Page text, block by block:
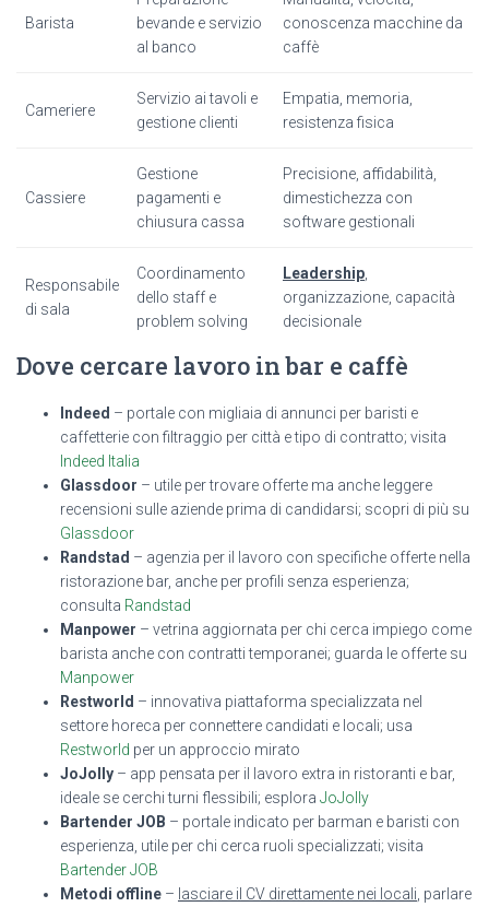
Barista
bevande e servizio
al banco
conoscenza macchine da
caffè
Cameriere
Servizio ai tavoli e
gestione clienti
Empatia, memoria,
resistenza fisica
Cassiere
Gestione
pagamenti e
chiusura cassa
Precisione, affidabilità,
dimestichezza con
software gestionali
Responsabile
di sala
Coordinamento
dello staff e
problem solving
Leadership
organizzazione, capacità
decisionale
Dove cercare lavoro in bar e caffè
Indeed – portale con migliaia di annunci per baristi e
caffetterie con filtraggio per città e tipo di contratto; visita
Indeed Italia
Glassdoor – utile per trovare offerte ma anche leggere
recensioni sulle aziende prima di candidarsi; scopri di più su
Glassdoor
Randstad – agenzia per il lavoro con specifiche offerte nella
ristorazione bar, anche per profili senza esperienza;
consulta Randstad
Manpower – vetrina aggiornata per chi cerca impiego come
barista anche con contratti temporanei; guarda le offerte su
Manpower
Restworld – innovativa piattaforma specializzata nel
settore horeca per connettere candidati e locali; usa
Restworld per un approccio mirato
JoJolly – app pensata per il lavoro extra in ristoranti e bar,
ideale se cerchi turni flessibili; esplora JoJolly
Bartender JOB – portale indicato per barman e baristi con
esperienza, utile per chi cerca ruoli specializzati; visita
Bartender JOB
Metodi offline – lasciare il CV direttamente nei locali , parlare